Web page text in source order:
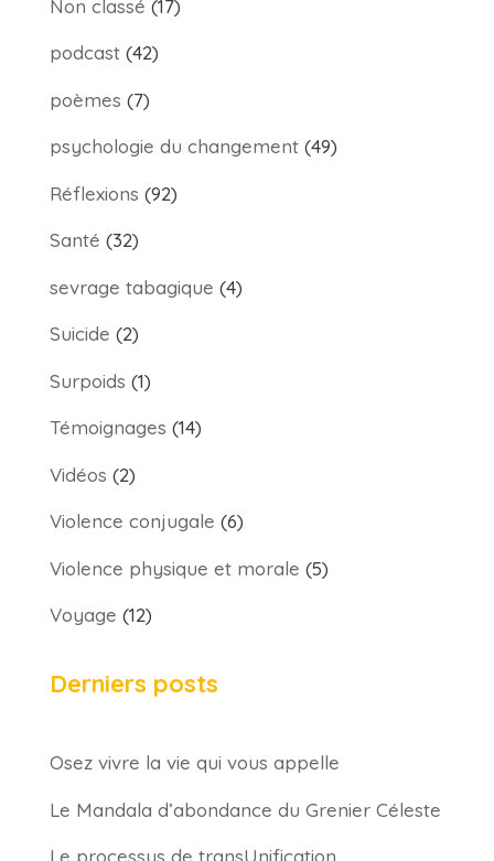
Non classé (17)
podcast(42)
poèmes (7)
psychologie du changement(49)
Réflexions (92)
Santé (32)
sevrage tabagique (4)
Suicide (2)
Surpoids (1)
Témoignages (14)
Vidéos (2)
Violence conjugale (6)
Violence physique et morale (5)
Voyage (12)
Derniers posts
Osez vivre la vie qui vous appelle
Le Mandala d’abondance du Grenier Céleste
Le processus de transUnification